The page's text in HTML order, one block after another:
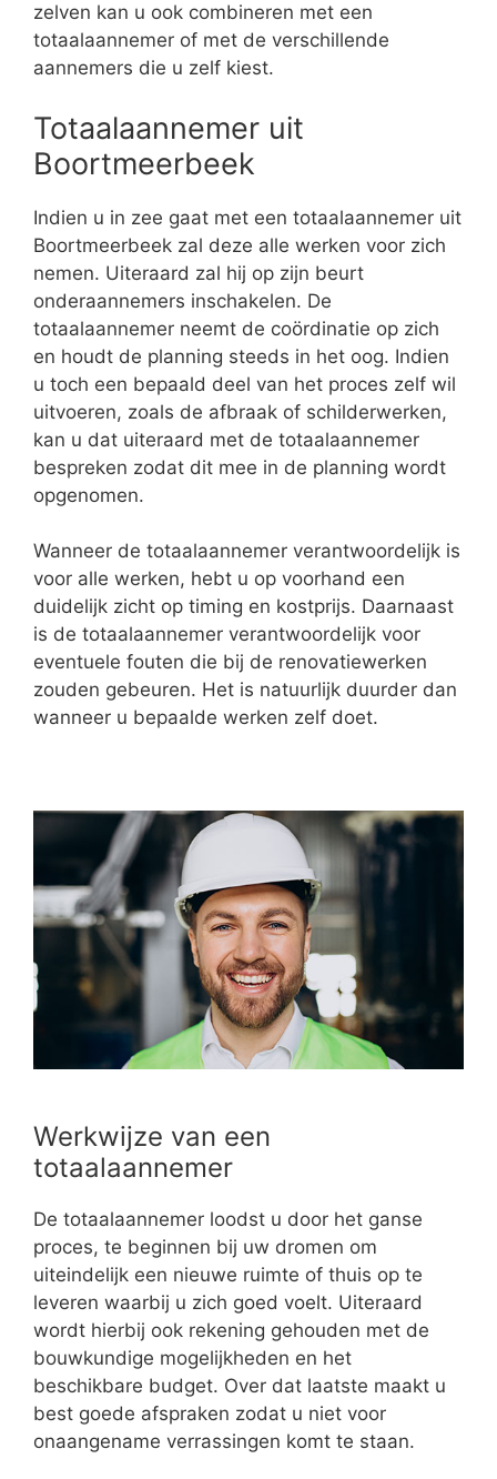
zelven kan u ook combineren met een
totaalaannemer of met de verschillende
aannemers die u zelf kiest.
Totaalaannemer uit
Boortmeerbeek
Indien u in zee gaat met een totaalaannemer uit
Boortmeerbeek zal deze alle werken voor zich
nemen. Uiteraard zal hij op zijn beurt
onderaannemers inschakelen. De
totaalaannemer neemt de coördinatie op zich
en houdt de planning steeds in het oog. Indien
u toch een bepaald deel van het proces zelf wil
uitvoeren, zoals de afbraak of schilderwerken,
kan u dat uiteraard met de totaalaannemer
bespreken zodat dit mee in de planning wordt
opgenomen.
Wanneer de totaalaannemer verantwoordelijk is
voor alle werken, hebt u op voorhand een
duidelijk zicht op timing en kostprijs. Daarnaast
is de totaalaannemer verantwoordelijk voor
eventuele fouten die bij de renovatiewerken
zouden gebeuren. Het is natuurlijk duurder dan
wanneer u bepaalde werken zelf doet.
Werkwijze van een
totaalaannemer
De totaalaannemer loodst u door het ganse
proces, te beginnen bij uw dromen om
uiteindelijk een nieuwe ruimte of thuis op te
leveren waarbij u zich goed voelt. Uiteraard
wordt hierbij ook rekening gehouden met de
bouwkundige mogelijkheden en het
beschikbare budget. Over dat laatste maakt u
best goede afspraken zodat u niet voor
onaangename verrassingen komt te staan.